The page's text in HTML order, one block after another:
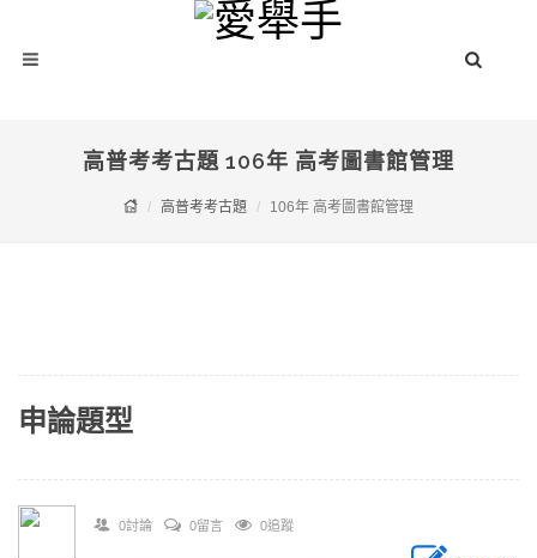
高普考考古題 106年 高考圖書館管理
高普考考古題 106年 高考圖書館管理
申論題型
0討論 0留言 0追蹤